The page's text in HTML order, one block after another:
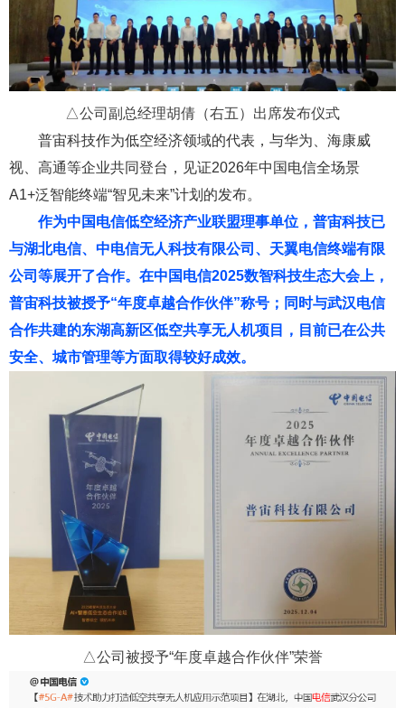
△公司副总经理胡倩（右五）出席发布仪式
普宙科技作为低空经济领域的代表，与华为、海康威
视、高通等企业共同登台，见证2026年中国电信全场景
A1+泛智能终端“智见未来”计划的发布。
作为中国电信低空经济产业联盟理事单位，普宙科技已
与湖北电信、中电信无人科技有限公司、 天翼电信终端有限
公司 等展开了合作。 在中国电信2025数智科技生态大会上，
普宙科技被授予“年度卓越合作伙伴”称号 ；同时与武汉电信
合作共建的东湖高新区低空共享无人机项目 ， 目前已在公共
安全、城市管理等方面取得较好成效。
△公司被授予“年度卓越合作伙伴”荣誉